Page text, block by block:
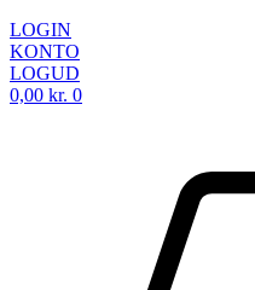
LOGIN
KONTO
LOGUD
0,00 kr. 0